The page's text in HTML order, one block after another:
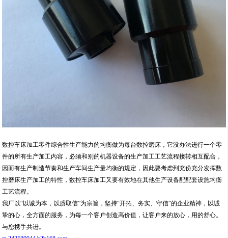
数控车床加工零件综合性生产能力的均衡做为每台数控磨床，它没办法进行一个零
件的所有生产加工內容，必须和别的机器设备的生产加工工艺流程接转相互配合，
因而有生产制造节奏和生产车间生产量均衡的规定，因此要考虑到充份充分发挥数
控磨床生产加工的特性，数控车床加工又要有效地在其他生产设备配配套设施均衡
工艺流程。
我厂以“以诚为本，以质取信”为宗旨，坚持“开拓、务实、守信”的企业精神，以诚
挚的心，全方面的服务，为每一个客户创造高价值，让客户来的放心，用的舒心。
与您携手共进。